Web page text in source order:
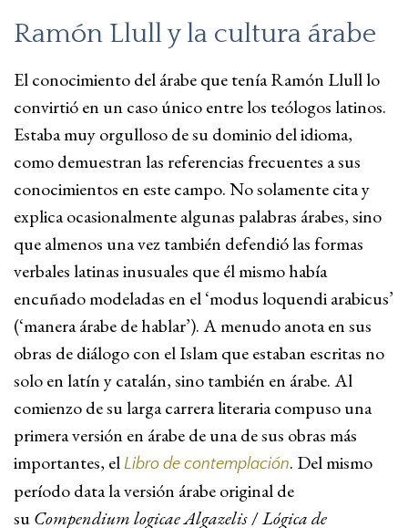
Ramón Llull y la cultura árabe
El conocimiento del árabe que tenía Ramón Llull lo
convirtió en un caso único entre los teólogos latinos.
Estaba muy orgulloso de su dominio del idioma,
como demuestran las referencias frecuentes a sus
conocimientos en este campo. No solamente cita y
explica ocasionalmente algunas palabras árabes, sino
que almenos una vez también defendió las formas
verbales latinas inusuales que él mismo había
encuñado modeladas en el ‘modus loquendi arabicus’
(‘manera árabe de hablar’). A menudo anota en sus
obras de diálogo con el Islam que estaban escritas no
solo en latín y catalán, sino también en árabe. Al
comienzo de su larga carrera literaria compuso una
primera versión en árabe de una de sus obras más
importantes, el Libro de contemplación. Del mismo
período data la versión árabe original de
suCompendium logicae Algazelis/Lógica de